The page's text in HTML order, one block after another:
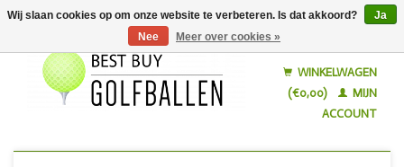
WINKELWAGEN
(€0,00)
MIJN
ACCOUNT
Wij slaan cookies op om onze website te verbeteren. Is dat akkoord?
Ja
Nee
Meer over cookies »